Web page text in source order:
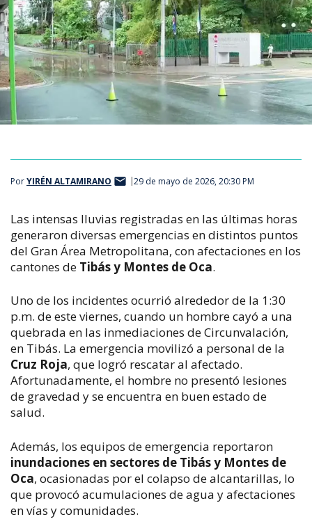
PorYIRÉN ALTAMIRANO 29 de mayo de 2026, 20:30 PM
Las intensas lluvias registradas en las últimas horas
generaron diversas emergencias en distintos puntos
del Gran Área Metropolitana, con afectaciones en los
cantones de Tibás y Montes de Oca.
Uno de los incidentes ocurrió alrededor de la 1:30
p.m. de este viernes, cuando un hombre cayó a una
quebrada en las inmediaciones de Circunvalación,
Cruz Roja, que logró rescatar al afectado.
Afortunadamente, el hombre no presentó lesiones
de gravedad y se encuentra en buen estado de
salud.
inundaciones en sectores de Tibás y Montes de
Oca, ocasionadas por el colapso de alcantarillas, lo
que provocó acumulaciones de agua y afectaciones
en vías y comunidades.